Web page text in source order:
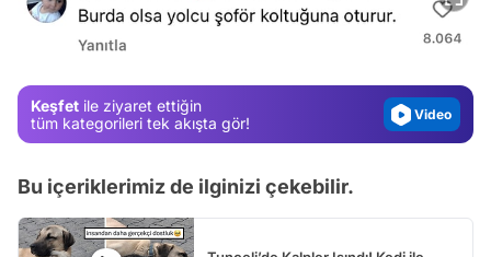
Keşfet ile ziyaret ettiğin
tüm kategorileri tek akışta gör!
Gündem
Magazin
Video
Test
Bu içeriklerimiz de ilginizi çekebilir.